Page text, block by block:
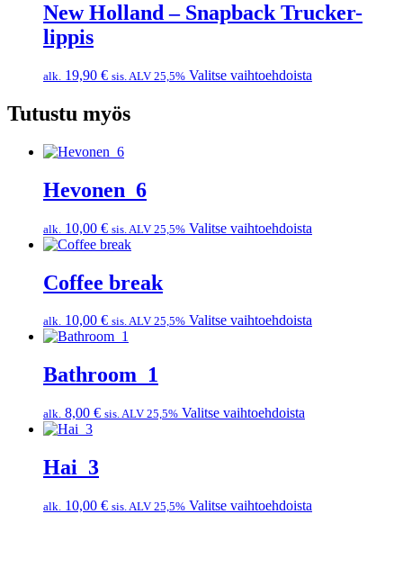
New Holland – Snapback Trucker-
lippis
alk. 19,90 € sis. ALV 25,5% Valitse vaihtoehdoista
Tutustu myös
Hevonen_6
alk. 10,00 € sis. ALV 25,5% Valitse vaihtoehdoista
Coffee break
alk. 10,00 € sis. ALV 25,5% Valitse vaihtoehdoista
Bathroom_1
alk. 8,00 € sis. ALV 25,5% Valitse vaihtoehdoista
Hai_3
alk. 10,00 € sis. ALV 25,5% Valitse vaihtoehdoista